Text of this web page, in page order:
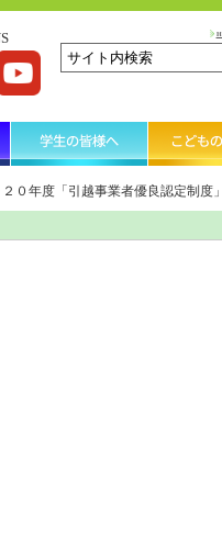
２０年度「引越事業者優良認定制度